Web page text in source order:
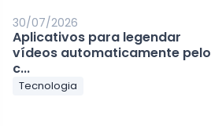
30/07/2026
Aplicativos para legendar
vídeos automaticamente pelo
c...
Tecnologia